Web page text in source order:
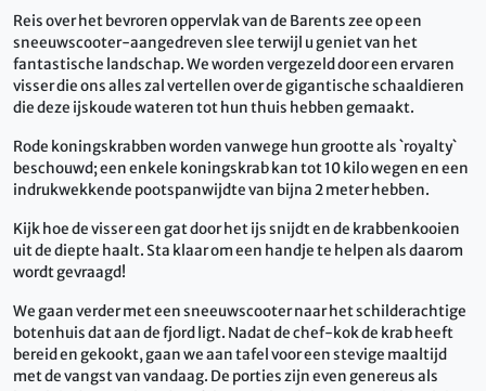
Reis over het bevroren oppervlak van de Barents zee op een
sneeuwscooter-aangedreven slee terwijl u geniet van het
fantastische landschap.We worden vergezeld door een ervaren
visser die ons alles zal vertellen over de gigantische schaaldieren
die deze ijskoude wateren tot hun thuis hebben gemaakt.
Rode koningskrabben worden vanwege hun grootte als `royalty`
beschouwd;een enkele koningskrab kan tot 10 kilo wegen en een
indrukwekkende pootspanwijdte van bijna 2 meter hebben.
Kijk hoe de visser een gat door het ijs snijdt en de krabbenkooien
uit de diepte haalt.Sta klaar om een ​​handje te helpen als daarom
wordt gevraagd!
We gaan verder met een sneeuwscooter naar het schilderachtige
botenhuis dat aan de fjord ligt. Nadat de chef-kok de krab heeft
bereid en gekookt, gaan we aan tafel voor een stevige maaltijd
met de vangst van vandaag. De porties zijn even genereus als